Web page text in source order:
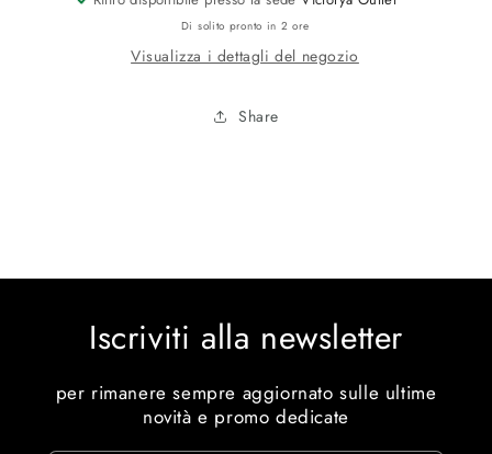
Di solito pronto in 2 ore
Visualizza i dettagli del negozio
Share
Iscriviti alla newsletter
per rimanere sempre aggiornato sulle ultime
novità e promo dedicate